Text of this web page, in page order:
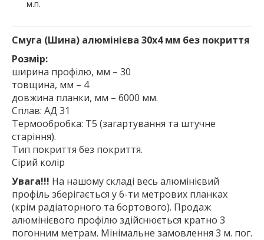
м.п.
Смуга (Шина) алюмінієва 30х4 мм без покриття
Розмір:
ширина профілю, мм – 30
товщина, мм – 4
довжина планки, мм – 6000 мм.
Сплав: АД 31
Термообробка: Т5 (загартування та штучне
старіння).
Тип покриття без покриття.
Сірий колір
Увага!!! На нашому складі весь алюмінієвий
профіль зберігається у 6-ти метрових планках
(крім радіаторного та бортового). Продаж
алюмінієвого профілю здійснюється кратно 3
погонним метрам. Мінімальне замовлення 3 м. пог.